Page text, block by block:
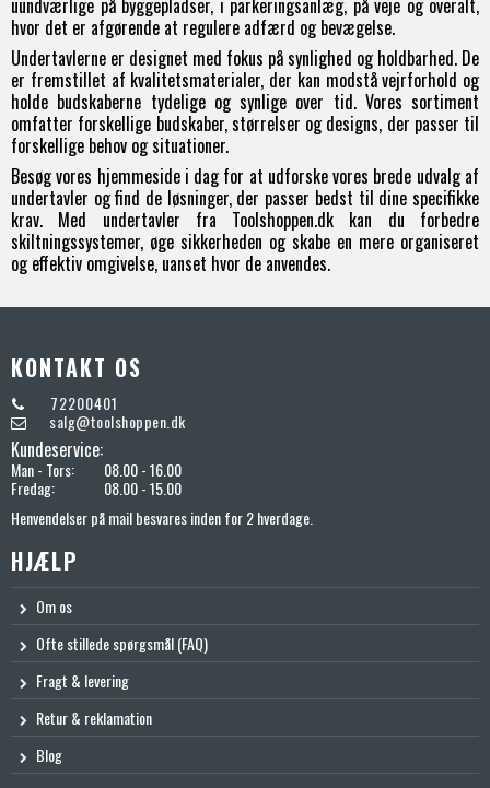
uundværlige på byggepladser, i parkeringsanlæg, på veje og overalt,
hvor det er afgørende at regulere adfærd og bevægelse.
Undertavlerne er designet med fokus på synlighed og holdbarhed. De
er fremstillet af kvalitetsmaterialer, der kan modstå vejrforhold og
holde budskaberne tydelige og synlige over tid. Vores sortiment
omfatter forskellige budskaber, størrelser og designs, der passer til
forskellige behov og situationer.
Besøg vores hjemmeside i dag for at udforske vores brede udvalg af
undertavler og find de løsninger, der passer bedst til dine specifikke
krav. Med undertavler fra Toolshoppen.dk kan du forbedre
skiltningssystemer, øge sikkerheden og skabe en mere organiseret
og effektiv omgivelse, uanset hvor de anvendes.
KONTAKT OS
72200401
salg@toolshoppen.dk
Kundeservice:
Man - Tors:
08.00 - 16.00
Fredag:
08.00 - 15.00
Henvendelser på mail besvares inden for 2 hverdage.
HJÆLP
Om os
Ofte stillede spørgsmål (FAQ)
Fragt & levering
Retur & reklamation
Blog